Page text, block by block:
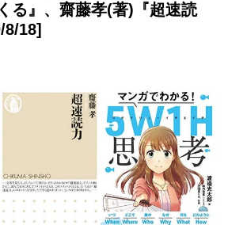
る』、齋藤孝(著)『超速読
8/18]